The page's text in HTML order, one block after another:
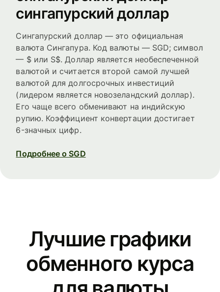
сингапурский доллар
Сингапурский доллар — это официальная
валюта Сингапура. Код валюты — SGD; символ
— $ или S$. Доллар является необеспеченной
валютой и считается второй самой лучшей
валютой для долгосрочных инвестиций
(лидером является новозеландский доллар).
Его чаще всего обменивают на индийскую
рупию. Коэффициент конвертации достигает
6-значных цифр.
Подробнее о SGD
Лучшие графики
обменного курса